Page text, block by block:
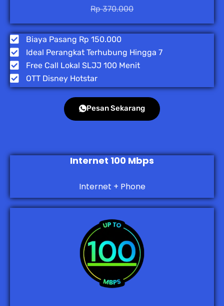
Rp 370.000
Biaya Pasang Rp 150.000
Ideal Perangkat Terhubung Hingga 7
Free Call Lokal SLJJ 100 Menit
OTT Disney Hotstar
Pesan Sekarang
Internet 100 Mbps
Internet + Phone